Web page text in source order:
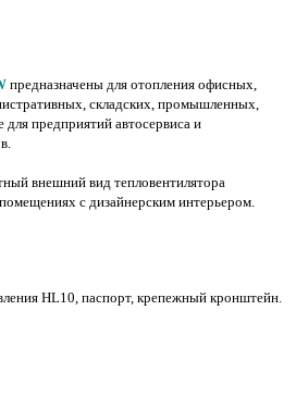
предназначены для отопления офисных,
складских, промышленных,
предприятий автосервиса и
внешний вид тепловентилятора
с дизайнерским интерьером.
HL10, паспорт, крепежный кронштейн.